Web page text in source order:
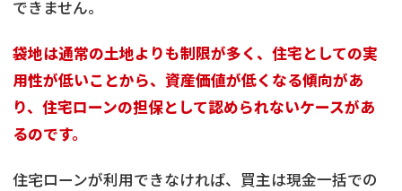
できません。
袋地は通常の土地よりも制限が多く、住宅としての実
用性が低いことから、資産価値が低くなる傾向があ
り、住宅ローンの担保として認められないケースがあ
るのです。
住宅ローンが利用できなければ、買主は現金一括での